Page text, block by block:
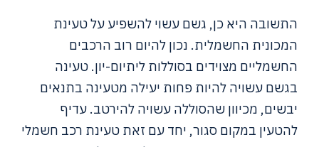
התשובה היא כן, גשם עשוי להשפיע על טעינת
המכונית החשמלית. נכון להיום רוב הרכבים
החשמליים מצוידים בסוללות ליתיום-יון. טעינה
בגשם עשויה להיות פחות יעילה מטעינה בתנאים
יבשים, מכיוון שהסוללה עשויה להירטב. עדיף
להטעין במקום סגור, יחד עם זאת טעינת רכב חשמלי